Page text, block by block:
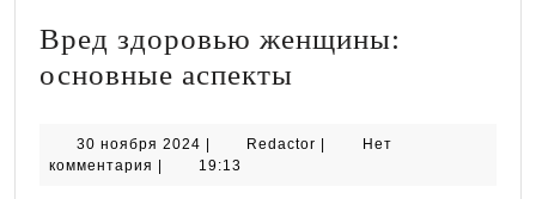
Вред здоровью женщины:
основные аспекты
женщины:
30 ноября 2024 30
ноября
Redactor Redactor
Нет
комментария
19:13